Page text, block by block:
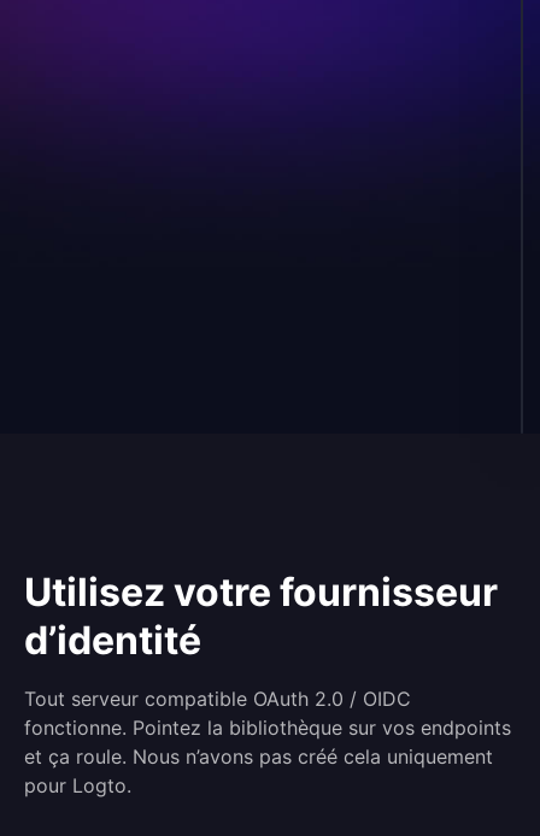
Utilisez votre fournisseur
d’identité
Tout serveur compatible OAuth 2.0 / OIDC
fonctionne. Pointez la bibliothèque sur vos endpoints
et ça roule. Nous n’avons pas créé cela uniquement
pour Logto.